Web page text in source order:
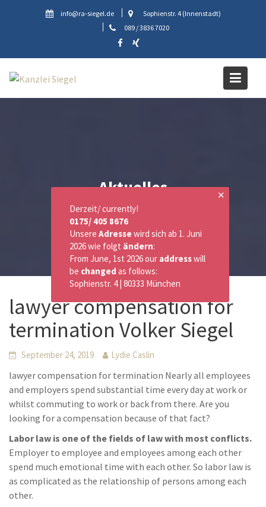
info@ra-siegel.de
Sophienstr. 4 (Innenstadt)
089 / 3836 7020
Aktuelles
lawyer compensation for
termination Volker Siegel
September 24, 2019 Lydie Caslin
lawyer compensation for termination Nearly all employees
and employers spend substantial time every day at work or
whilst commuting to work or back from there. Are you
looking for a compensation because of that fact?
Labor law is one of the fields of law with most conflicts.
Employer to employee and employees among each other
spend much emotional time with each other. So labor law is
as complicated as the relationship of persons among each
other.
✕
Derzeit/ currently!
0175/ 405 8676
Unsere Adressewird sich ab 1. Juni
2026 wie folgt ändern:
From June, 1st 2026 our addresswill
be changed as follows:
Sophienstr. 4 | 80333 München